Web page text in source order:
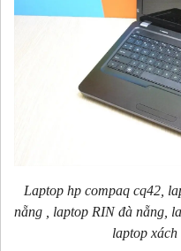
Laptop hp compaq cq42,
nẵng , laptop RIN đà nẵng,
laptop